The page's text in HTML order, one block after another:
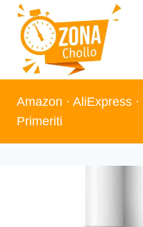
Saltar
contenido
Amazon · AliExpress ·
Primeriti